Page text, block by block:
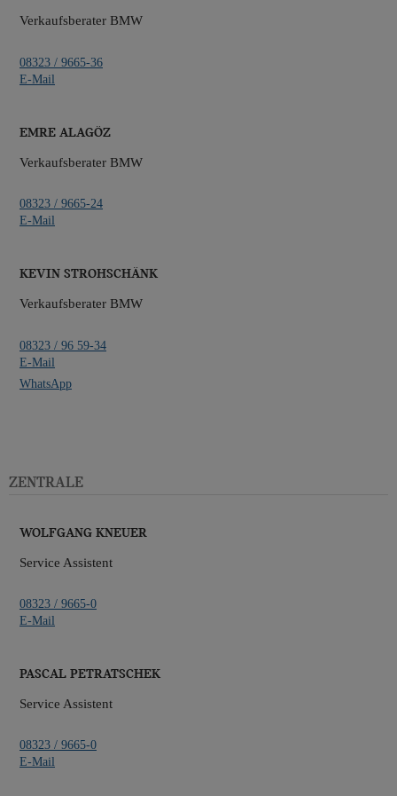
Verkaufsberater BMW
08323 / 9665-36
E-Mail
Emre Alagöz
Verkaufsberater BMW
08323 / 9665-24
E-Mail
Kevin Strohschänk
Verkaufsberater BMW
08323 / 96 59-34
E-Mail
WhatsApp
Zentrale
Wolfgang Kneuer
Service Assistent
08323 / 9665-0
E-Mail
Pascal Petratschek
Service Assistent
08323 / 9665-0
E-Mail